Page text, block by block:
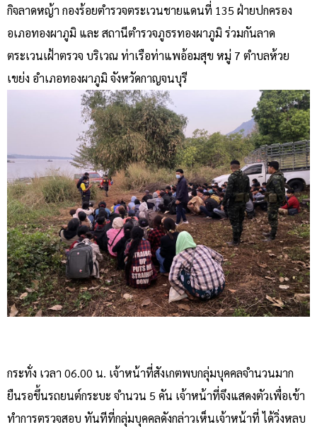
กิจลาดหญ้า กองร้อยตำรวจตระเวนชายแดนที่ 135 ฝ่ายปกครอง
อเภอทองผาภูมิ และ สถานีตำรวจภูธรทองผาภูมิ ร่วมกันลาด
ตระเวนเฝ้าตรวจ บริเวณ ท่าเรือท่าแพอ้อมสุข หมู่ 7 ตำบลห้วย
เขย่ง อำเภอทองผาภูมิ จังหวัดกาญจนบุรี
กระทั่ง เวลา 06.00 น. เจ้าหน้าที่สังเกตพบกลุ่มบุคคลจำนวนมาก
ยืนรอขึ้นรถยนต์กระบะ จำนวน 5 คัน เจ้าหน้าที่จึงแสดงตัวเพื่อเข้า
ทำการตรวจสอบ ทันทีที่กลุ่มบุคคลดังกล่าวเห็นเจ้าหน้าที่ ได้วิ่งหลบ